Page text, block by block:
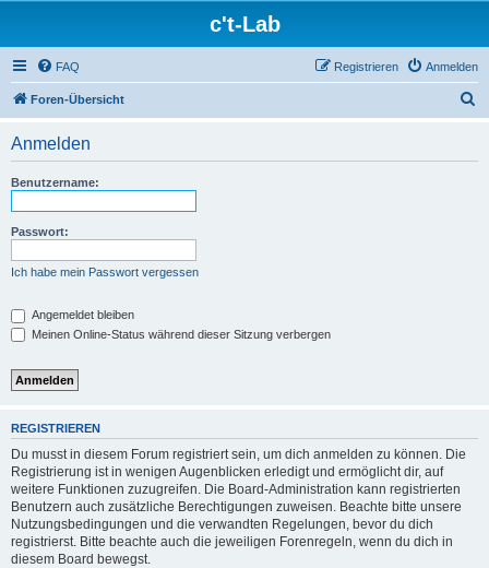
c't-Lab
FAQ Anmelden
Registrieren
Foren-Übersicht
Anmelden
Benutzername:
Passwort:
Ich habe mein Passwort vergessen
Angemeldet bleiben
Meinen Online-Status während dieser Sitzung verbergen
REGISTRIEREN
Du musst in diesem Forum registriert sein, um dich anmelden zu können. Die
Registrierung ist in wenigen Augenblicken erledigt und ermöglicht dir, auf
weitere Funktionen zuzugreifen. Die Board-Administration kann registrierten
Benutzern auch zusätzliche Berechtigungen zuweisen. Beachte bitte unsere
Nutzungsbedingungen und die verwandten Regelungen, bevor du dich
registrierst. Bitte beachte auch die jeweiligen Forenregeln, wenn du dich in
diesem Board bewegst.